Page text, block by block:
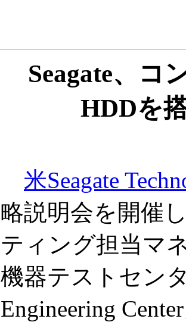
Seagate、コ
HDDを
米Seagate
略説明会を開催
ティング担当マ
機器テストセンタ
Engineering